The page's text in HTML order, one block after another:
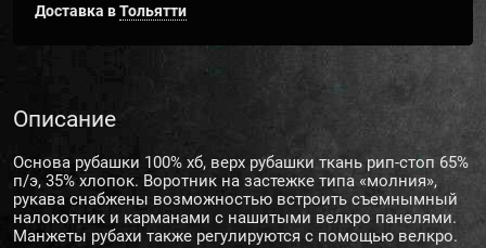
Доставка вТольятти
Описание
Основа рубашки 100% хб, верх рубашки ткань рип-стоп 65%
п/э, 35% хлопок. Воротник на застежке типа «молния»,
рукава снабжены возможностью встроить съемнымный
налокотник и карманами с нашитыми велкро панелями.
Манжеты рубахи также регулируются с помощью велкро.